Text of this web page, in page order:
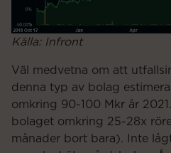
Källa: Infront
Väl medvetna om att
denna typ av bolag
omkring 90-100 Mkr år
bolaget omkring 25-28x
månader bort bara). Inte